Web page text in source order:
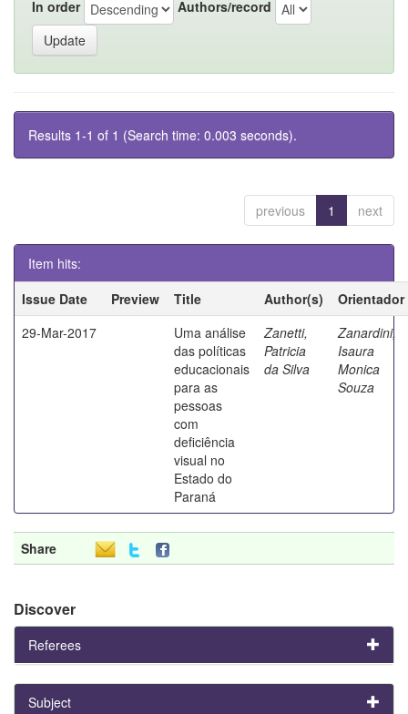
In order Authors/record
Results 1-1 of 1 (Search time: 0.003 seconds).
previous 1 next
Item hits:
Issue Date
Preview Title Author(s)
Orientador
29-Mar-2017
Uma análise
das políticas
educacionais
para as
pessoas
com
deficiência
visual no
Estado do
Paraná
Zanetti,
Patricia
da Silva
Zanardini,
Isaura
Monica
Souza
Share
Discover
Referees
Subject